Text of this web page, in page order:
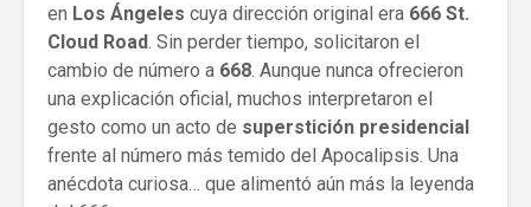
en Los Ángeles cuya dirección original era 666 St.
Cloud Road . Sin perder tiempo, solicitaron el
cambio de número a 668 . Aunque nunca ofrecieron
una explicación oficial, muchos interpretaron el
gesto como un acto de superstición presidencial
frente al número más temido del Apocalipsis. Una
anécdota curiosa… que alimentó aún más la leyenda